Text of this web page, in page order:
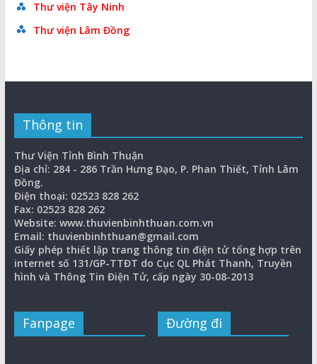
Thư viện Tây Ninh
Thư viện Lâm Đồng
Thông tin
Thư Viện Tỉnh Bình Thuận
Địa chỉ: 284 - 286 Trần Hưng Đạo, P. Phan Thiết, Tỉnh Lâm
Đồng.
Điện thoại: 02523 828 262
Fax: 02523 828 262
Website: www.thuvienbinhthuan.com.vn
Email: thuvienbinhthuan@gmail.com
Giấy phép thiết lập trang thông tin điện tử tổng hợp trên
internet số 131/GP-TTĐT do Cục QL Phát Thanh, Truyền
hình và Thông Tin Điện Tử, cấp ngày 30-08-2013
Fanpage Đường đi